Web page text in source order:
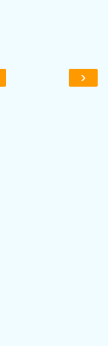
›